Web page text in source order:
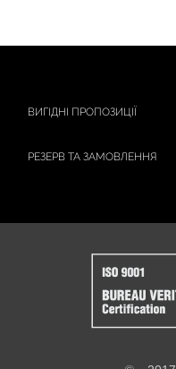
ВИГІДНІ ПРОПОЗИЦІЇ
РЕЗЕРВ ТА ЗАМОВЛЕННЯ